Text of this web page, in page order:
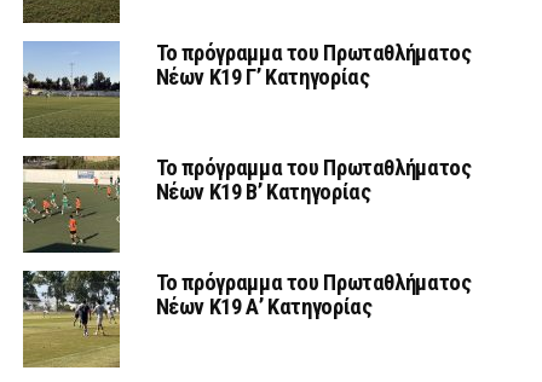
Το πρόγραμμα του Πρωταθλήματος
Νέων Κ19 Γ’ Κατηγορίας
Το πρόγραμμα του Πρωταθλήματος
Νέων Κ19 Β’ Κατηγορίας
Το πρόγραμμα του Πρωταθλήματος
Νέων Κ19 Α’ Κατηγορίας